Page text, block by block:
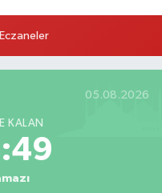
05.08.2026
KALAN